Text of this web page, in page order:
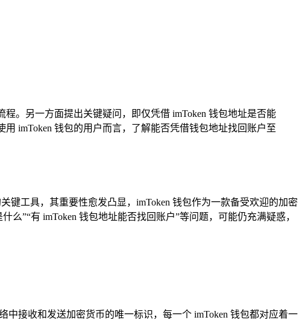
。另一方面提出关键疑问，即仅凭借 imToken 钱包地址是否能
imToken 钱包的用户而言，了解能否凭借钱包地址找回账户至
工具，其重要性愈发凸显，imToken 钱包作为一款备受欢迎的加密
”“有 imToken 钱包地址能否找回账户”等问题，可能仍充满疑惑，
接收和发送加密货币的唯一标识，每一个 imToken 钱包都对应着一